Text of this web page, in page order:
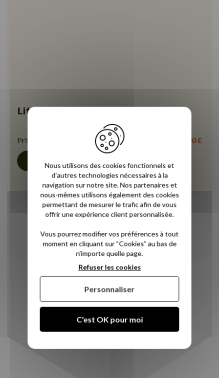
Lit coffre Beige Novopen
Prix à partir de 589,00 €
Nous utilisons des cookies fonctionnels et
d’autres technologies nécessaires à la
navigation sur notre site. Nos partenaires et
nous-mêmes utilisons également des cookies
permettant de mesurer le trafic afin de vous
offrir une expérience client personnalisée.
Vous pourrez modifier vos préférences à tout
moment en cliquant sur “Cookies” au bas de
n'importe quelle page.
C'est OK pour moi
Refuser les cookies
Personnaliser